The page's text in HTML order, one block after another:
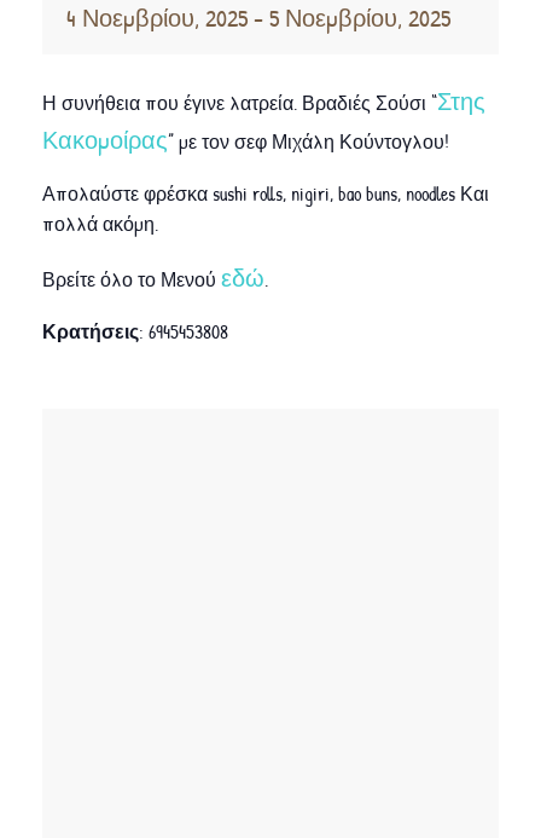
4 Νοεμβρίου, 2025-5 Νοεμβρίου, 2025
Η συνήθεια που έγινε λατρεία. Βραδιές Σούσι “Στης
Κακομοίρας” με τον σεφ Μιχάλη Κούντογλου!
Απολαύστε φρέσκα sushi rolls, nigiri, bao buns, noodles Και
πολλά ακόμη.
Βρείτε όλο το Μενού εδώ.
Κρατήσεις: 6945453808